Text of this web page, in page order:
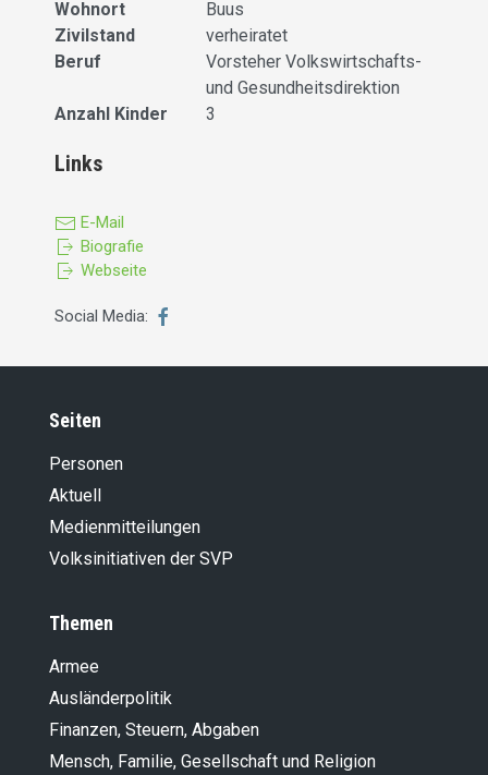
Wohnort
Buus
Zivilstand
verheiratet
Beruf
Vorsteher Volkswirtschafts-
und Gesundheitsdirektion
Anzahl Kinder
3
Links
E-Mail
Biografie
Webseite
Social Media:
Seiten
Personen
Aktuell
Medienmitteilungen
Volksinitiativen der SVP
Themen
Armee
Ausländer­politik
Finanzen, Steuern, Abgaben
Mensch, Familie, Gesellschaft und Religion